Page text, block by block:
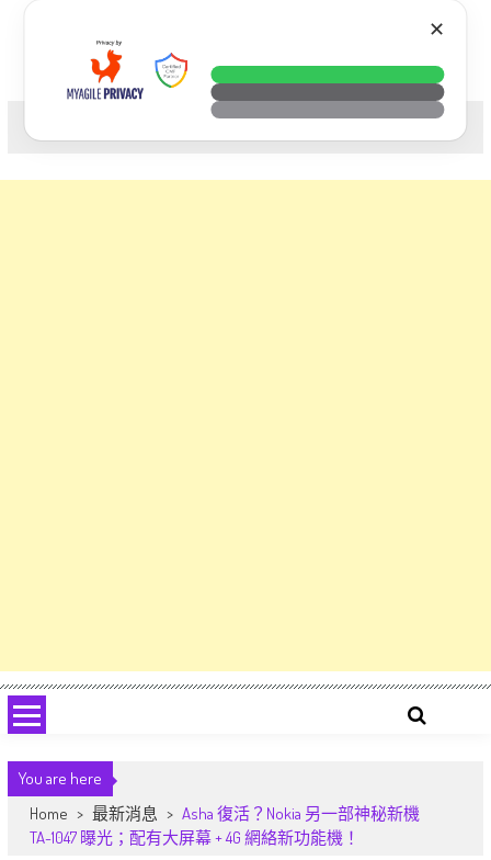
科技. 生活. 攝影.
You are here
Home > 最新消息 > Asha 復活？Nokia 另一部神秘新機
TA-1047 曝光；配有大屏幕 + 4G 網絡新功能機！
✕